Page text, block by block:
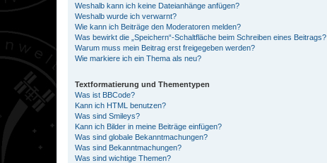
Weshalb kann ich keine Dateianhänge anfügen?
Weshalb wurde ich verwarnt?
Wie kann ich Beiträge den Moderatoren melden?
Was bewirkt die „Speichern“-Schaltfläche beim Schreiben eines Beitrags?
Warum muss mein Beitrag erst freigegeben werden?
Wie markiere ich ein Thema als neu?
Textformatierung und Thementypen
Was ist BBCode?
Kann ich HTML benutzen?
Was sind Smileys?
Kann ich Bilder in meine Beiträge einfügen?
Was sind globale Bekanntmachungen?
Was sind Bekanntmachungen?
Was sind wichtige Themen?